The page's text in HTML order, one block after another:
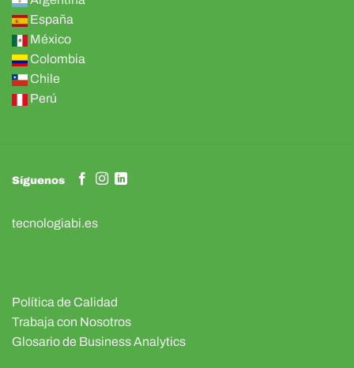
España
México
Colombia
Chile
Perú
Síguenos
tecnologiabi.es
Política de Calidad
Trabaja con Nosotros
Glosario de Business Analytics